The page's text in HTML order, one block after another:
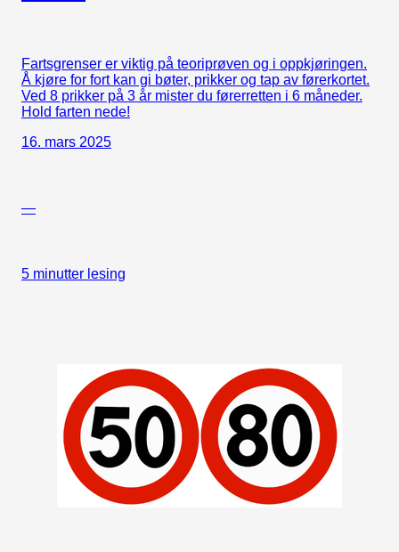
Fartsgrenser er viktig på teoriprøven og i oppkjøringen.
Å kjøre for fort kan gi bøter, prikker og tap av førerkortet.
Ved 8 prikker på 3 år mister du førerretten i 6 måneder.
Hold farten nede!
16. mars 2025
—
5 minutter lesing